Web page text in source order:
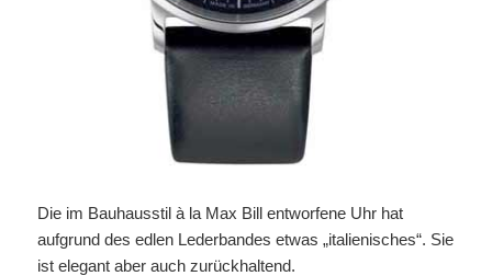
Die im Bauhausstil à la Max Bill entworfene Uhr hat
aufgrund des edlen Lederbandes etwas „italienisches“. Sie
ist elegant aber auch zurückhaltend.